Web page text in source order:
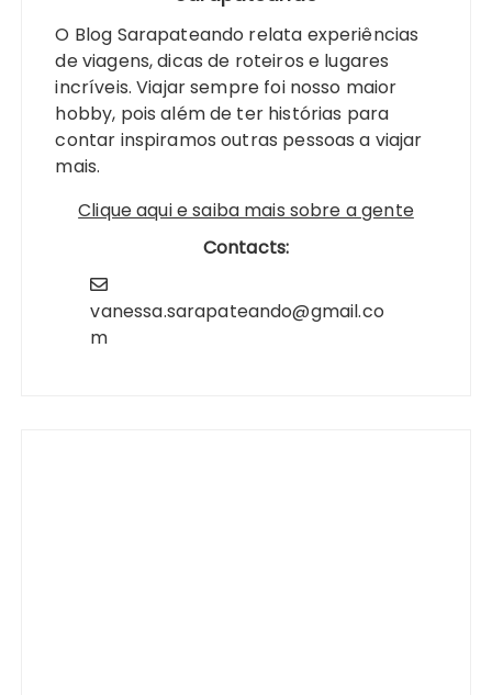
O Blog Sarapateando relata experiências
de viagens, dicas de roteiros e lugares
incríveis. Viajar sempre foi nosso maior
hobby, pois além de ter histórias para
contar inspiramos outras pessoas a viajar
mais.
Clique aqui e saiba mais sobre a gente
Contacts:
vanessa.sarapateando@gmail.co
m